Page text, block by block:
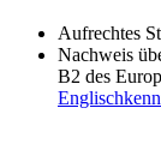
Aufrechtes
Nachweis
B2 des